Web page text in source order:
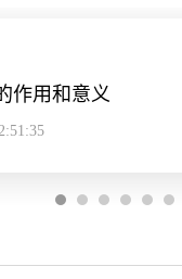
作用和意义